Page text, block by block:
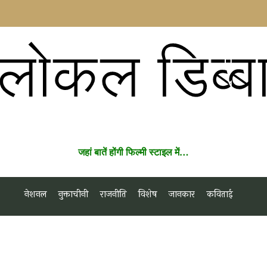
जहां बातें होंगी फिल्मी स्टाइल में…
नेशनल नुक्ताचीनी राजनीति विशेष जानकार कविताई